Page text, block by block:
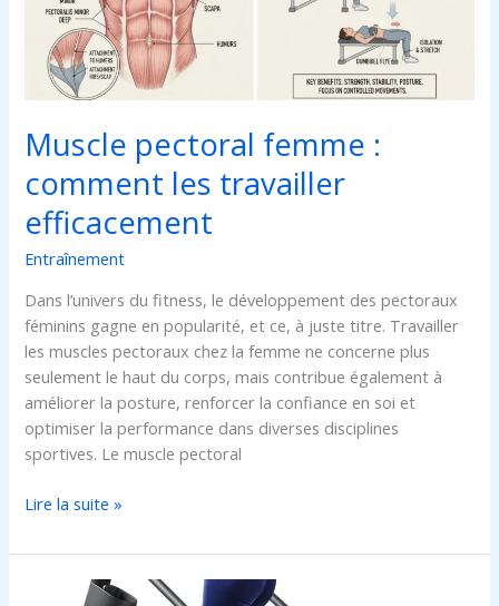
Muscle pectoral femme :
comment les travailler
efficacement
Entraînement
Dans l’univers du fitness, le développement des pectoraux
féminins gagne en popularité, et ce, à juste titre. Travailler
les muscles pectoraux chez la femme ne concerne plus
seulement le haut du corps, mais contribue également à
améliorer la posture, renforcer la confiance en soi et
optimiser la performance dans diverses disciplines
sportives. Le muscle pectoral
travailler
efficacement
Lire la suite »
Comment